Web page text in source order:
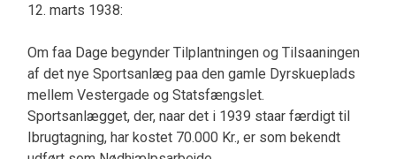
12. marts 1938:
Om faa Dage begynder Tilplantningen og Tilsaaningen
af det nye Sportsanlæg paa den gamle Dyrskueplads
mellem Vestergade og Statsfængslet.
Sportsanlægget, der, naar det i 1939 staar færdigt til
Ibrugtagning, har kostet 70.000 Kr., er som bekendt